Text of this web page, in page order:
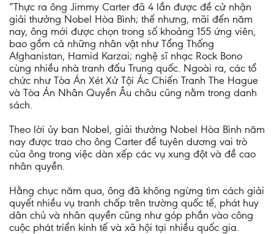
”Thực ra ông Jimmy Carter đã 4 lần được đề cử nhận
giải thưởng Nobel Hòa Bình; thế nhưng, mãi đến năm
nay, ông mới được chọn trong số khoảng 155 ứng viên,
bao gồm cả những nhân vật như Tổng Thống
Afghanistan, Hamid Karzai; nghệ sĩ nhạc Rock Bono
cùng nhiều nhà tranh đấu Trung quốc. Ngoài ra, các tổ
chức như Tòa Án Xét Xử Tội Ác Chiến Tranh The Hague
và Tòa Án Nhân Quyền Âu châu cũng nằm trong danh
sách.
Theo lời ủy ban Nobel, giải thưởng Nobel Hòa Bình năm
nay được trao cho ông Carter để tuyên dương vai trò
của ông trong việc dàn xếp các vụ xung đột và đề cao
nhân quyền.
Hằng chục năm qua, ông đã không ngừng tìm cách giải
quyết nhiều vụ tranh chấp trên trường quốc tế, phát huy
dân chủ và nhân quyền cũng như góp phần vào công
cuộc phát triển kinh tế và xã hội tại nhiều quốc gia.